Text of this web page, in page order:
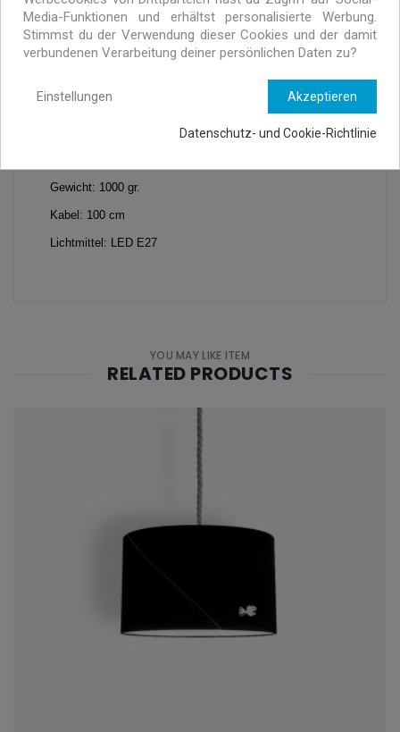
zugleich. Perfekt für ein Wohnzimmer, ein Badezimmer
oder die Küche.
Spezifikationen
Material: Stoffen und Massivholz
Gewicht: 1000 gr.
Kabel: 100 cm
Lichtmittel: LED E27
YOU MAY LIKE ITEM
RELATED PRODUCTS
Media-Funktionen und erhältst personalisierte Werbung.
Stimmst du der Verwendung dieser Cookies und der damit
verbundenen Verarbeitung deiner persönlichen Daten zu?
Akzeptieren
Einstellungen
Datenschutz- und Cookie-Richtlinie